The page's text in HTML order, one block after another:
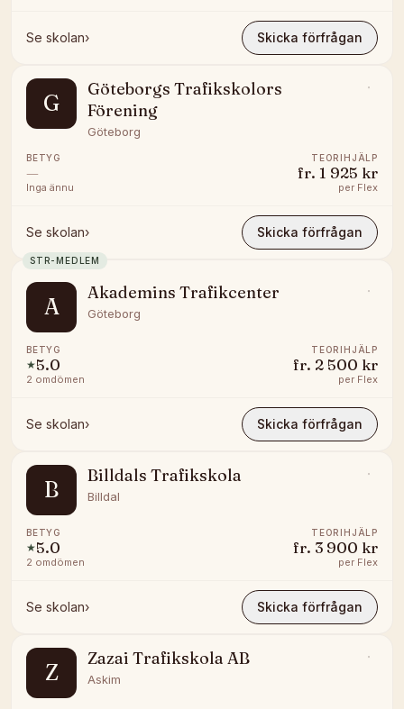
Se skolan› Skicka förfrågan
G
Göteborgs Trafikskolors
Förening
Göteborg
BETYG
—
Inga ännu
TEORIHJÄLP
fr. 1 925 kr
per Flex
Se skolan› Skicka förfrågan
STR-MEDLEM
A
Akademins Trafikcenter
Göteborg
BETYG
★5.0
2 omdömen
TEORIHJÄLP
fr. 2 500 kr
per Flex
Se skolan› Skicka förfrågan
B
Billdals Trafikskola
Billdal
BETYG
★5.0
2 omdömen
TEORIHJÄLP
fr. 3 900 kr
per Flex
Se skolan› Skicka förfrågan
Z
Zazai Trafikskola AB
Askim